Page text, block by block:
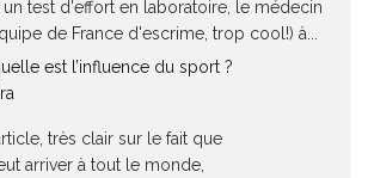
un test d'effort en laboratoire, le médecin
de France d'escrime, trop cool!) à...
est l’influence du sport ?
très clair sur le fait que
arriver à tout le monde,